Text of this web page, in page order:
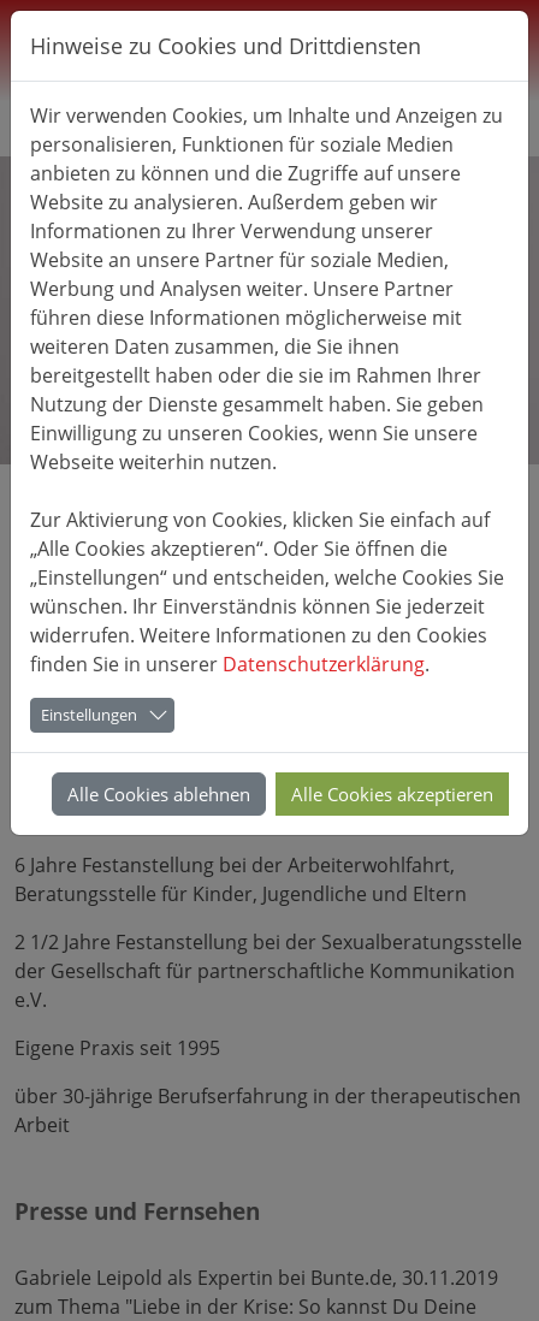
Direkt zur Hauptnavigation springen
Direkt zum Inhalt springen
Zur Unternavigation springen
Referenzen
Beruf
Dipl.-Sozialpädagogin (FH) Heilpraktikerin für
Psychotherapie
Ausbildung in beziehungs-analytischer
Familienberatung und Krisenintervention an der
Akademie für Psychoanalyse und Psychotherapie
6 Jahre Festanstellung bei der Arbeiterwohlfahrt,
Beratungsstelle für Kinder, Jugendliche und Eltern
2 1/2 Jahre Festanstellung bei der Sexualberatungsstelle
der Gesellschaft für partnerschaftliche Kommunikation
e.V.
Eigene Praxis seit 1995
über 30-jährige Berufserfahrung in der therapeutischen
Arbeit
Presse und Fernsehen
Gabriele Leipold als Expertin bei Bunte.de, 30.11.2019
zum Thema "Liebe in der Krise: So kannst Du Deine
Hinweise zu Cookies und Drittdiensten
Wir verwenden Cookies, um Inhalte und Anzeigen zu
personalisieren, Funktionen für soziale Medien
anbieten zu können und die Zugriffe auf unsere
Website zu analysieren. Außerdem geben wir
Informationen zu Ihrer Verwendung unserer
Website an unsere Partner für soziale Medien,
Werbung und Analysen weiter. Unsere Partner
führen diese Informationen möglicherweise mit
weiteren Daten zusammen, die Sie ihnen
bereitgestellt haben oder die sie im Rahmen Ihrer
Nutzung der Dienste gesammelt haben. Sie geben
Einwilligung zu unseren Cookies, wenn Sie unsere
Webseite weiterhin nutzen.
Zur Aktivierung von Cookies, klicken Sie einfach auf
„Alle Cookies akzeptieren“. Oder Sie öffnen die
„Einstellungen“ und entscheiden, welche Cookies Sie
wünschen. Ihr Einverständnis können Sie jederzeit
widerrufen. Weitere Informationen zu den Cookies
finden Sie in unserer Datenschutzerklärung.
Einstellungen
Alle Cookies ablehnen Alle Cookies akzeptieren